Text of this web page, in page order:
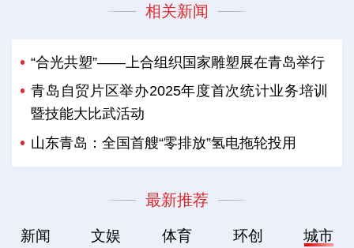
相关新闻
“合光共塑”——上合组织国家雕塑展在青岛举行
青岛自贸片区举办2025年度首次统计业务培训
暨技能大比武活动
山东青岛：全国首艘“零排放”氢电拖轮投用
最新推荐
新闻 文娱 体育 环创 城市